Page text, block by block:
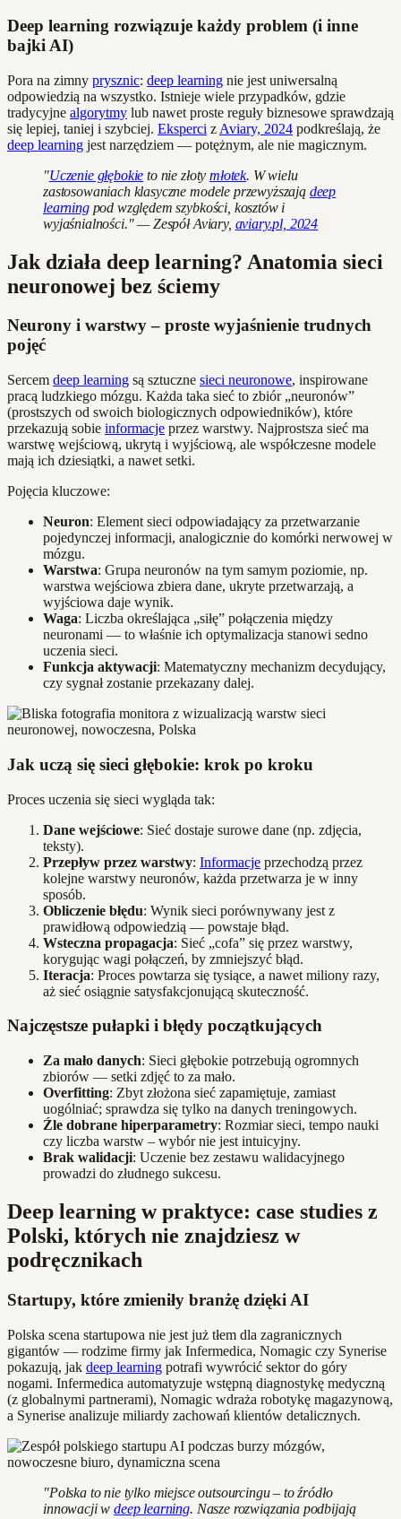
Deep learning rozwiązuje każdy problem (i inne
bajki AI)
Pora na zimny prysznic: deep learning nie jest uniwersalną
odpowiedzią na wszystko. Istnieje wiele przypadków, gdzie
tradycyjne algorytmy lub nawet proste reguły biznesowe sprawdzają
się lepiej, taniej i szybciej. Eksperci z Aviary, 2024 podkreślają, że
deep learning jest narzędziem — potężnym, ale nie magicznym.
"Uczenie głębokie to nie złotymłotek. W wielu
zastosowaniach klasyczne modele przewyższają deep
learningpod względem szybkości, kosztów i
wyjaśnialności." — Zespół Aviary, aviary.pl, 2024
Jak działa deep learning? Anatomia sieci
neuronowej bez ściemy
Neurony i warstwy – proste wyjaśnienie trudnych
pojęć
Sercem deep learning są sztuczne sieci neuronowe, inspirowane
pracą ludzkiego mózgu. Każda taka sieć to zbiór „neuronów”
(prostszych od swoich biologicznych odpowiedników), które
przekazują sobie informacje przez warstwy. Najprostsza sieć ma
warstwę wejściową, ukrytą i wyjściową, ale współczesne modele
mają ich dziesiątki, a nawet setki.
Pojęcia kluczowe:
Neuron: Element sieci odpowiadający za przetwarzanie
pojedynczej informacji, analogicznie do komórki nerwowej w
mózgu.
Warstwa: Grupa neuronów na tym samym poziomie, np.
warstwa wejściowa zbiera dane, ukryte przetwarzają, a
wyjściowa daje wynik.
Waga: Liczba określająca „siłę” połączenia między
neuronami — to właśnie ich optymalizacja stanowi sedno
uczenia sieci.
Funkcja aktywacji: Matematyczny mechanizm decydujący,
czy sygnał zostanie przekazany dalej.
Jak uczą się sieci głębokie: krok po kroku
Proces uczenia się sieci wygląda tak:
Dane wejściowe: Sieć dostaje surowe dane (np. zdjęcia,
teksty).
Przepływ przez warstwy: Informacje przechodzą przez
kolejne warstwy neuronów, każda przetwarza je w inny
sposób.
Obliczenie błędu: Wynik sieci porównywany jest z
prawidłową odpowiedzią — powstaje błąd.
Wsteczna propagacja: Sieć „cofa” się przez warstwy,
korygując wagi połączeń, by zmniejszyć błąd.
Iteracja: Proces powtarza się tysiące, a nawet miliony razy,
aż sieć osiągnie satysfakcjonującą skuteczność.
Najczęstsze pułapki i błędy początkujących
Za mało danych: Sieci głębokie potrzebują ogromnych
zbiorów — setki zdjęć to za mało.
Overfitting: Zbyt złożona sieć zapamiętuje, zamiast
uogólniać; sprawdza się tylko na danych treningowych.
Źle dobrane hiperparametry: Rozmiar sieci, tempo nauki
czy liczba warstw – wybór nie jest intuicyjny.
Brak walidacji: Uczenie bez zestawu walidacyjnego
prowadzi do złudnego sukcesu.
Deep learning w praktyce: case studies z
Polski, których nie znajdziesz w
podręcznikach
Startupy, które zmieniły branżę dzięki AI
Polska scena startupowa nie jest już tłem dla zagranicznych
gigantów — rodzime firmy jak Infermedica, Nomagic czy Synerise
pokazują, jak deep learning potrafi wywrócić sektor do góry
nogami. Infermedica automatyzuje wstępną diagnostykę medyczną
(z globalnymi partnerami), Nomagic wdraża robotykę magazynową,
a Synerise analizuje miliardy zachowań klientów detalicznych.
"Polska to nie tylko miejsce outsourcingu – to źródło
innowacji wdeep learning. Nasze rozwiązania podbijają